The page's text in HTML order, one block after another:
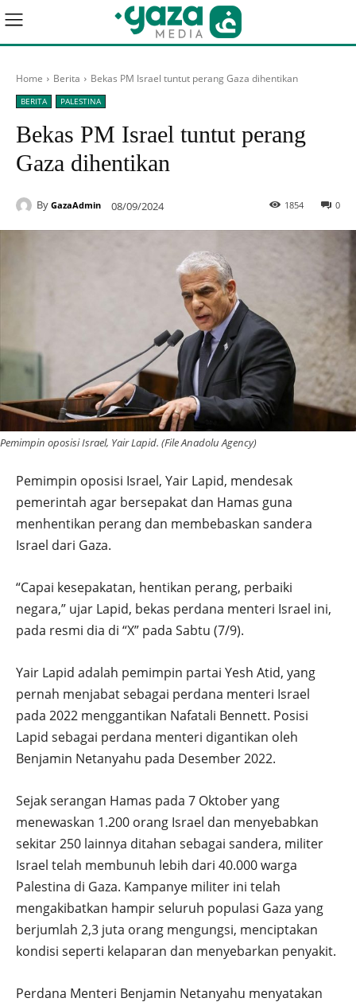
Home Berita Bekas PM Israel tuntut perang Gaza dihentikan
BERITA PALESTINA
Bekas PM Israel tuntut perang
Gaza dihentikan
By GazaAdmin 08/09/2024 0
1854
Pemimpin oposisi Israel, Yair Lapid. (File Anadolu Agency)
Pemimpin oposisi Israel, Yair Lapid, mendesak
pemerintah agar bersepakat dan Hamas guna
menhentikan perang dan membebaskan sandera
Israel dari Gaza.
“Capai kesepakatan, hentikan perang, perbaiki
negara,” ujar Lapid, bekas perdana menteri Israel ini,
pada resmi dia di “X” pada Sabtu (7/9).
Yair Lapid adalah pemimpin partai Yesh Atid, yang
pernah menjabat sebagai perdana menteri Israel
pada 2022 menggantikan Nafatali Bennett. Posisi
Lapid sebagai perdana menteri digantikan oleh
Benjamin Netanyahu pada Desember 2022.
Sejak serangan Hamas pada 7 Oktober yang
menewaskan 1.200 orang Israel dan menyebabkan
sekitar 250 lainnya ditahan sebagai sandera, militer
Israel telah membunuh lebih dari 40.000 warga
Palestina di Gaza. Kampanye militer ini telah
mengakibatkan hampir seluruh populasi Gaza yang
berjumlah 2,3 juta orang mengungsi, menciptakan
kondisi seperti kelaparan dan menyebarkan penyakit.
Perdana Menteri Benjamin Netanyahu menyatakan